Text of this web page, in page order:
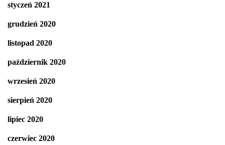
styczeń 2021
grudzień 2020
listopad 2020
październik 2020
wrzesień 2020
sierpień 2020
lipiec 2020
czerwiec 2020